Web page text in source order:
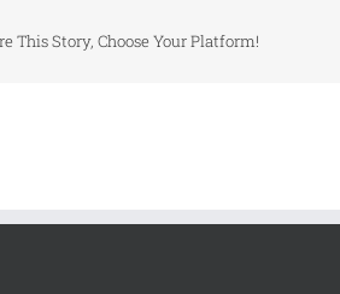
This Story, Choose Your Platform!